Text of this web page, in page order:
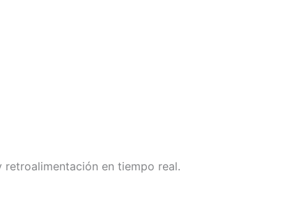
en tiempo real.